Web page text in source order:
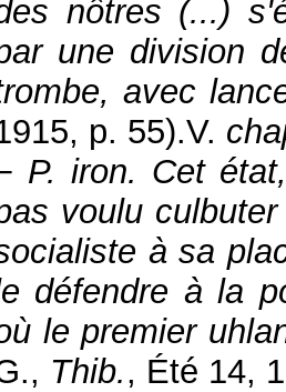
nôtres (...)
une division
avec
, p. 55).V.
P. iron. Cet
voulu
à sa
défendre à la
le premier
, Thib., Été 14,